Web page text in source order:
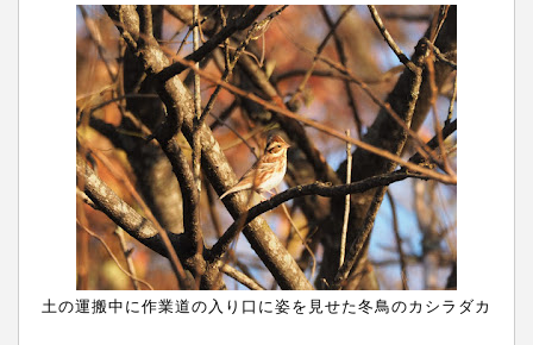
土の運搬中に作業道の入り口に姿を見せた冬鳥のカシラダカ